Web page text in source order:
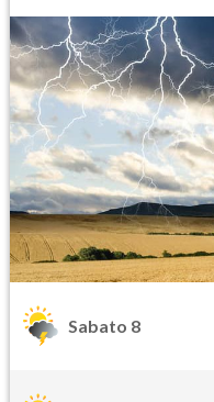
Sabato 8